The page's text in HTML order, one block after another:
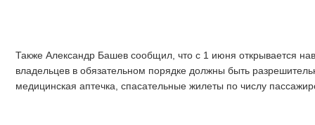
Также Александр Башев сообщил, что с 1 июня открывается
владельцев в обязательном порядке должны быть
медицинская аптечка, спасательные жилеты по числу